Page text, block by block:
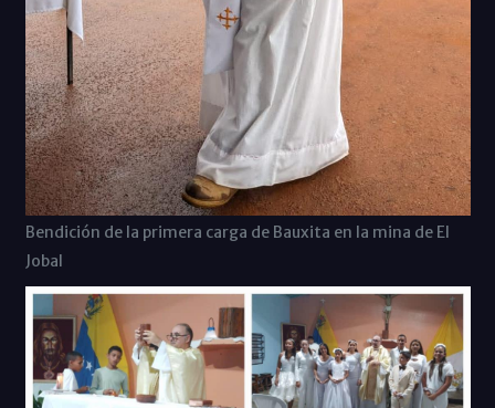
Bendición de la primera carga de Bauxita en la mina de El
Jobal